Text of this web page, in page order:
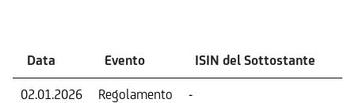
Data Evento ISIN del Sottostante
02.01.2026 Regolamento -